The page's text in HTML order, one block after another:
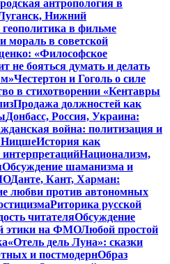
антропология в
Нижний
в фильме
мораль в советской
«Философское
не бояться думать и делать
Честертон и Гоголь о силе
в стихотворении «Кентавры
Продажа должностей как
Донбасс, Россия, Украина:
война: политизация и
НицшеИстория как
Национализм,
Обсуждение шаманизма и
Данте, Кант, Харман:
любви против автономных
Риторика русской
читателяОбсуждение
этики на ФМОЛюбой простой
«Отель дель Луна»: сказки
и постмодернОбраз